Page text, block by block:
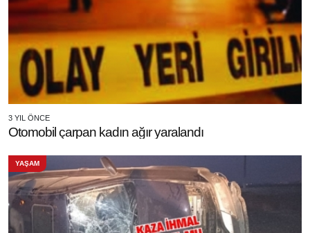
3 YIL ÖNCE
Otomobil çarpan kadın ağır yaralandı
YAŞAM